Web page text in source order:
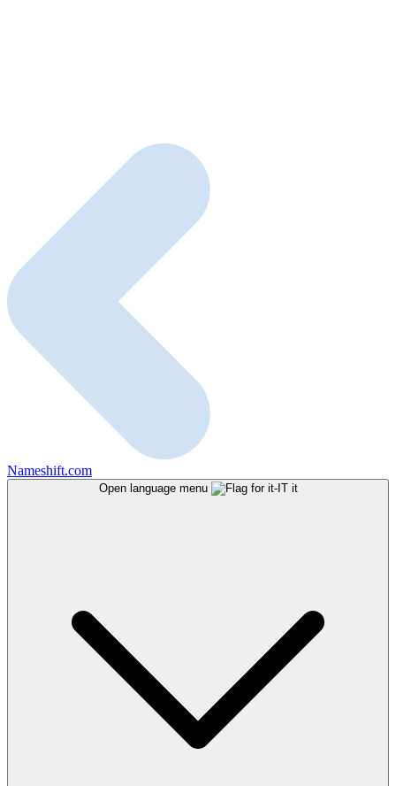
Nameshift.com
Open language menu it